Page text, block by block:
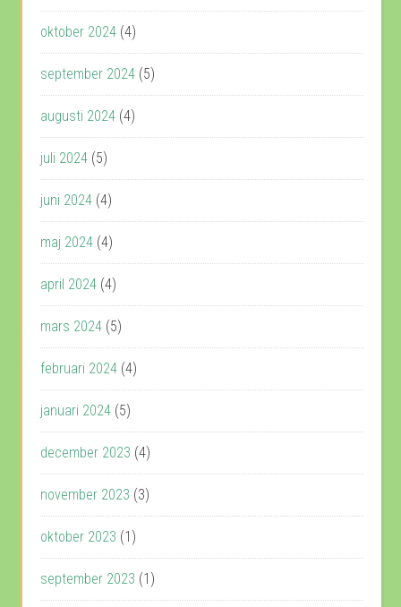
oktober 2024 (4)
september 2024 (5)
augusti 2024 (4)
juli 2024 (5)
juni 2024 (4)
maj 2024 (4)
april 2024 (4)
mars 2024 (5)
februari 2024 (4)
januari 2024 (5)
december 2023 (4)
november 2023 (3)
oktober 2023 (1)
september 2023 (1)